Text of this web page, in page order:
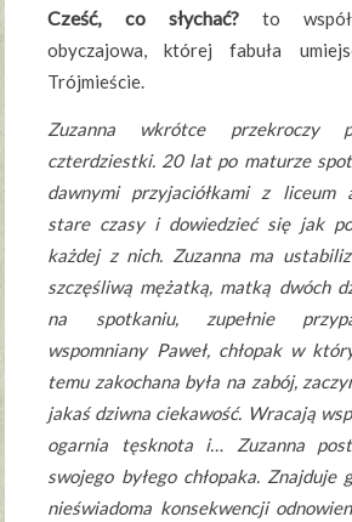
Cześć, co słychać?to
obyczajowa, której fabuła
Trójmieście.
Zuzanna wkrótce przekroczy
czterdziestki. 20 lat po maturze
dawnymi przyjaciółkami z liceum
stare czasy i dowiedzieć się jak
każdej z nich. Zuzanna ma
szczęśliwą mężatką, matką dwóch
na spotkaniu, zupełnie
wspomniany Paweł, chłopak w
temu zakochana była na zabój,
jakaś dziwna ciekawość. Wracają
ogarnia tęsknota i… Zuzanna
swojego byłego chłopaka. Znajduje
nieświadoma konsekwencji